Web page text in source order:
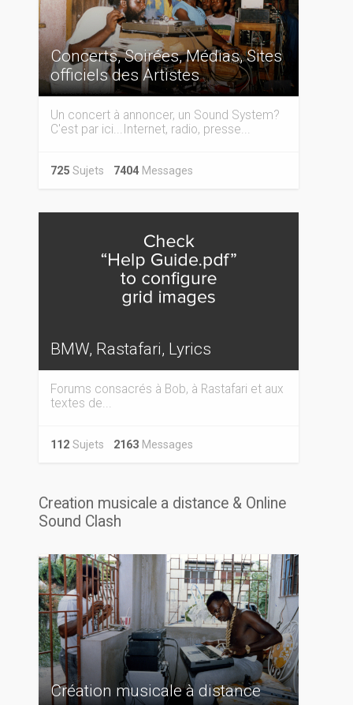
Concerts, Soirées, Médias, Sites
officiels des Artistes
Un concert à annoncer, un Sound System?
C'est par ici...Internet, radio, presse...
725Sujets 7404Messages
BMW, Rastafari, Lyrics
Forums consacrés à Bob, à Rastafari et aux
textes de...
112Sujets 2163Messages
Creation musicale a distance & Online
Sound Clash
Création musicale à distance